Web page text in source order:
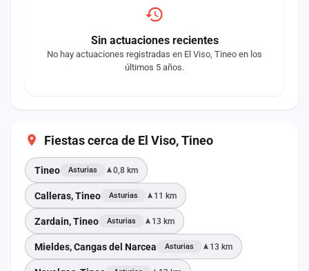
Sin actuaciones recientes
No hay actuaciones registradas en El Viso, Tineo en los
últimos 5 años.
Fiestas cerca de El Viso, Tineo
Tineo Asturias 0,8 km
Calleras, Tineo Asturias 11 km
Zardain, Tineo Asturias 13 km
Mieldes, Cangas del Narcea Asturias 13 km